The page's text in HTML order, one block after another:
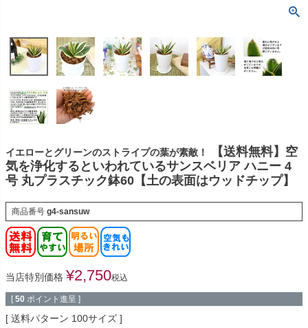
イエローとグリーンのストライプの葉が素敵！
【送料無料】空
気を浄化するといわれているサンスベリア ハニー 4
号 丸プラスチック鉢60【土の表面はウッドチップ】
商品番号 g4-sansuw
当店特別価格 ¥2,750税込
[ 50 ポイント進呈 ]
送料パターン 100サイズ